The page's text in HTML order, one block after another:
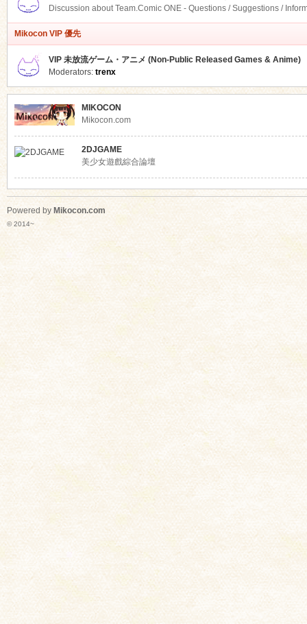
Discussion about Team.Comic ONE - Questions / Suggestions /
Mikocon VIP 優先
VIP 未放流ゲーム・アニメ (Non-Public Released Games & Anime)
Moderators: trenx
MIKOCON
Mikocon.com
2DJGAME
美少女遊戲綜合論壇
Powered by Mikocon.com
© 2014~